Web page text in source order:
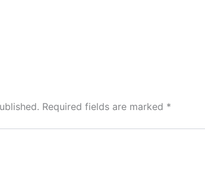
Required fields are marked *